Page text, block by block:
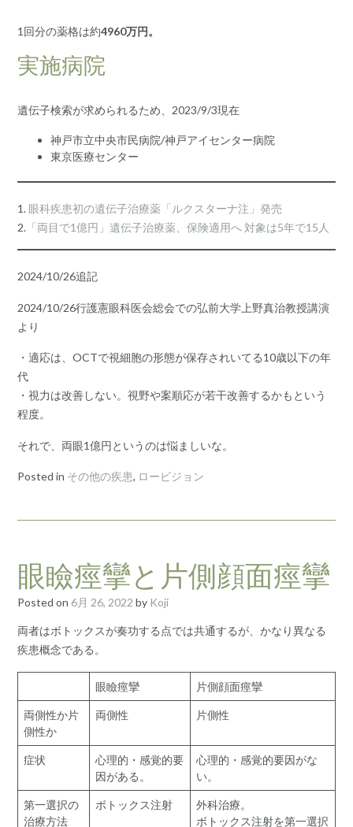
1回分の薬格は約4960万円。
実施病院
遺伝子検索が求められるため、2023/9/3現在
神戸市立中央市民病院/神戸アイセンター病院
東京医療センター
1. 眼科疾患初の遺伝子治療薬「ルクスターナ注」発売
2. 「両目で1億円」遺伝子治療薬、保険適用へ 対象は5年で15人
2024/10/26追記
2024/10/26行護憲眼科医会総会での弘前大学上野真治教授講演
より
・適応は、OCTで視細胞の形態が保存されいてる10歳以下の年
代
・視力は改善しない。視野や案順応が若干改善するかもという
程度。
それで、両眼1億円というのは悩ましいな。
Posted in その他の疾患, ロービジョン
眼瞼痙攣と片側顔面痙攣
Posted on 6月 26, 2022 by Koji
両者はボトックスが奏功する点では共通するが、かなり異なる
疾患概念である。
眼瞼痙攣 片側顔面痙攣
両側性か片
側性か
両側性 片側性
症状
心理的・感覚的要
因がある。
心理的・感覚的要因がな
い。
第一選択の
治療方法
ボトックス注射
外科治療。
ボトックス注射を第一選択